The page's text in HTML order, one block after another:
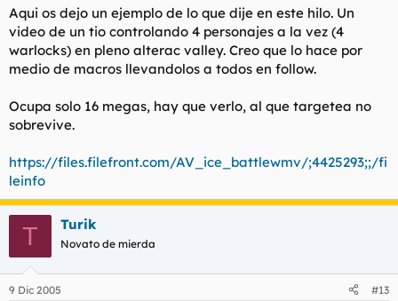
Aqui os dejo un ejemplo de lo que dije en este hilo. Un
video de un tio controlando 4 personajes a la vez (4
warlocks) en pleno alterac valley. Creo que lo hace por
medio de macros llevandolos a todos en follow.
Ocupa solo 16 megas, hay que verlo, al que targetea no
sobrevive.
https://files.filefront.com/AV_ice_battlewmv/;4425293;;/fi
leinfo
T Turik
Novato de mierda
9 Dic 2005 #13